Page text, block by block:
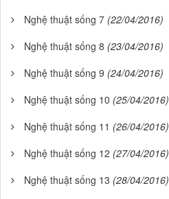
Nghệ thuật sống 7 (22/04/2016)
Nghệ thuật sống 8 (23/04/2016)
Nghệ thuật sống 9 (24/04/2016)
Nghệ thuật sống 10 (25/04/2016)
Nghệ thuật sống 11 (26/04/2016)
Nghệ thuật sống 12 (27/04/2016)
Nghệ thuật sống 13 (28/04/2016)